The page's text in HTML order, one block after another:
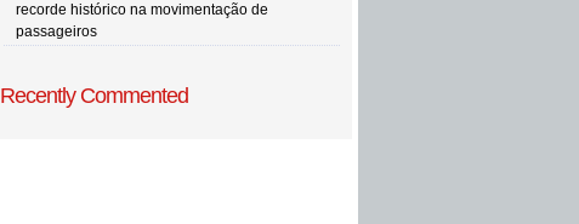
recorde histórico na movimentação de
passageiros
Recently Commented